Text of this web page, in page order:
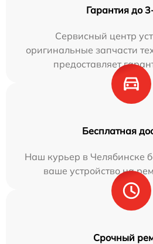
Гарантия до
Сервисный центр
оригинальные запчасти
предоставляет
Бесплатная
Наш курьер в Челябинске
ваше устройство на
Срочный